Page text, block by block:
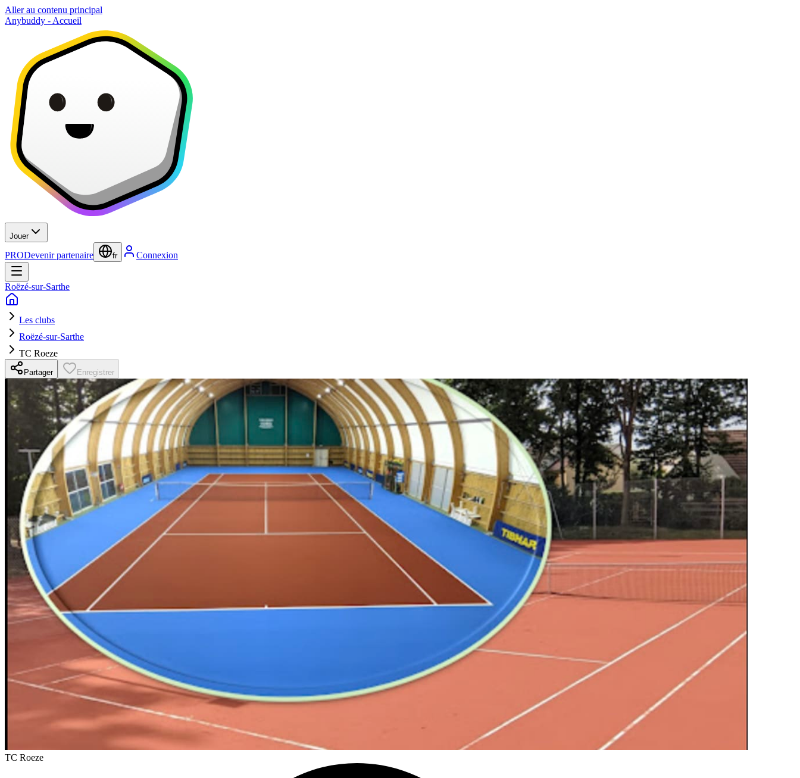
Aller au contenu principal
Anybuddy - Accueil
Jouer
PRODevenir partenaire fr Connexion
Roëzé-sur-Sarthe
Les clubs
Roëzé-sur-Sarthe
TC Roeze
Partager Enregistrer
TC Roeze